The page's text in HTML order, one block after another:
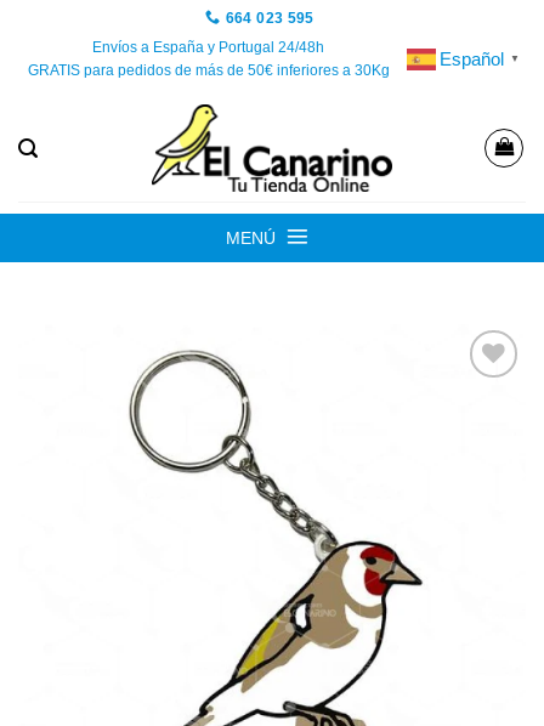
contenido
664 023 595
Envíos a España y Portugal 24/48h
GRATIS para pedidos de más de 50€ inferiores a 30Kg
Español ▼
MENÚ